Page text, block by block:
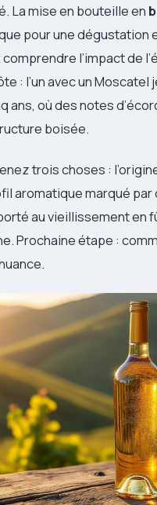
La mise en bouteille en
pour une dégustation
l’impact de
: l’un avec un Moscatel
ans, où des notes
boisée.
trois choses :
aromatique marqué
au vieillissement en
Prochaine étape :